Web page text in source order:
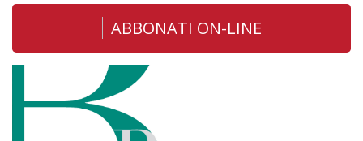
ABBONATI ON-LINE